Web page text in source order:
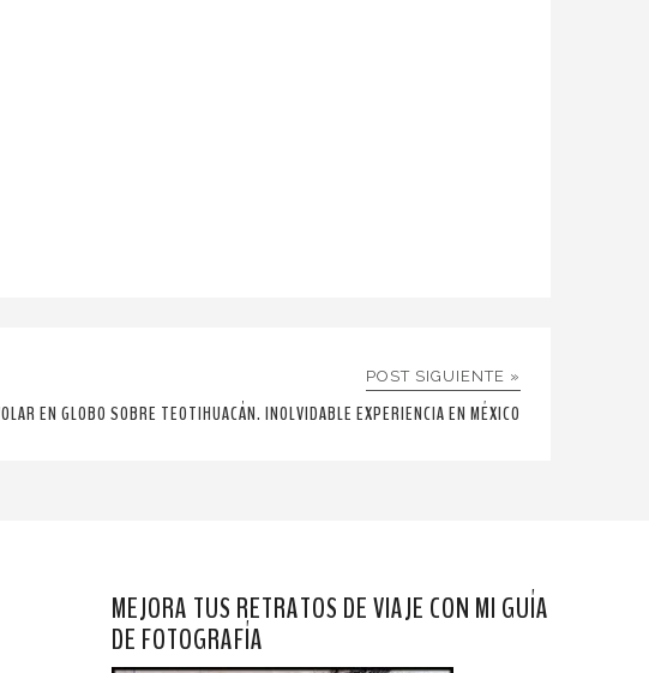
POST SIGUIENTE »
EN GLOBO SOBRE TEOTIHUACÁN. INOLVIDABLE EXPERIENCIA EN MÉXICO
MEJORA TUS RETRATOS DE VIAJE CON MI GUÍA
DE FOTOGRAFÍA